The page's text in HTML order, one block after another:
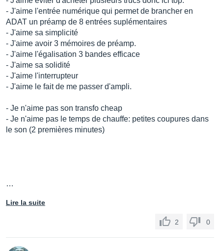
- J'aime l'entrée numérique qui permet de brancher en
ADAT un préamp de 8 entrées suplémentaires
- J'aime sa simplicité
- J'aime avoir 3 mémoires de préamp.
- J'aime l'égalisation 3 bandes efficace
- J'aime sa solidité
- J'aime l'interrupteur
- J'aime le fait de me passer d'ampli.
- Je n'aime pas son transfo cheap
- Je n'aime pas le temps de chauffe: petites coupures dans
le son (2 premières minutes)
…
Lire la suite
2 0